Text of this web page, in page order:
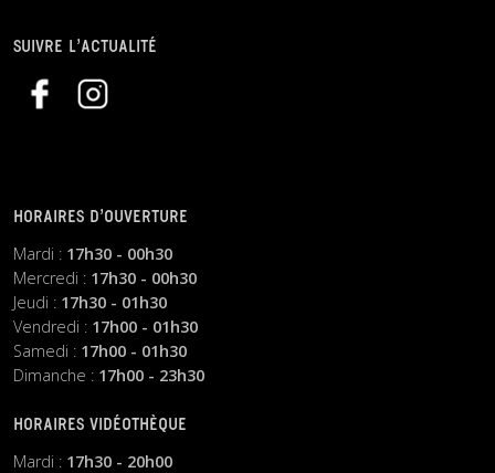
SUIVRE L’ACTUALITÉ
HORAIRES D’OUVERTURE
Mardi : 17h30 - 00h30
Mercredi : 17h30 - 00h30
Jeudi : 17h30 - 01h30
Vendredi : 17h00 - 01h30
Samedi : 17h00 - 01h30
Dimanche : 17h00 - 23h30
HORAIRES VIDÉOTHÈQUE
Mardi : 17h30 - 20h00